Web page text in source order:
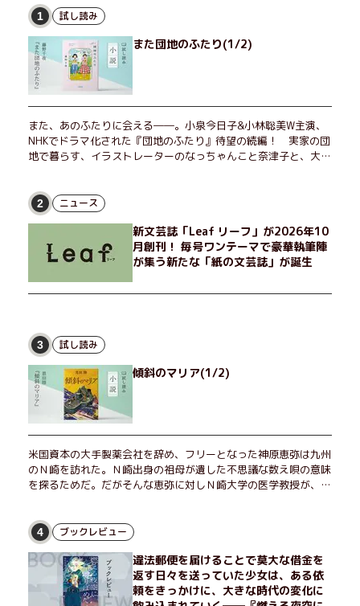
1 試し読み
また団地のふたり(1/2)
また、あのふたりに会える――。小泉今日子&小林聡美W主演、
NHKでドラマ化された『団地のふたり』待望の続編！ 実家の団
地で暮らす、イラストレーターのなっちゃんこと奈津子と、大学
げたり、部屋でふたりだけの「台湾映画祭」を催したり。50代
独身、幼なじみの変わらぬ友情とささやかな幸せの日々を描く。
2 ニュース
新文芸誌「Leaf リーフ」が2026年10
月創刊！ 毎号ワンテーマで豪華執筆陣
が集う新たな「紙の文芸誌」が誕生
3 試し読み
傾斜のマリア(1/2)
米国資本の大手製薬会社を辞め、フリーとなった神原恵弥は九州
のＮ崎を訪れた。Ｎ崎出身の祖母が遺した不思議な数え唄の意味
を探るためだ。だがそんな恵弥に対しＮ崎大学の医学教授が、米
恵弥は、まるで影のような存在の博士とまみえることはできるの
か？ そして、唄の歌詞「かたむくマリア」に込められた秘密と
は？ 謎めいたラストが鮮烈な余韻を残すシリーズ第四作！
4 ブックレビュー
違法郵便を届けることで莫大な借金を
返す日々を送っていた少女は、ある依
頼をきっかけに、大きな時代の変化に